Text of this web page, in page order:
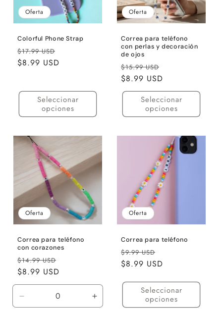
n
Oferta
Colorful Phone Strap
Precio
habitual
$17.99 USD
$8.99 USD
Seleccionar
opciones
Oferta
Correa para teléfono
con perlas y decoración
de ojos
Precio
habitual
$15.99 USD
oferta
$8.99 USD
Seleccionar
opciones
Oferta
Correa para teléfono
con corazones
Precio
habitual
$14.99 USD
oferta
$8.99 USD
cantidad
Aumentar
cantidad
Oferta
Correa para teléfono
Precio
habitual
$9.99 USD
de
$8.99 USD
Seleccionar
opciones